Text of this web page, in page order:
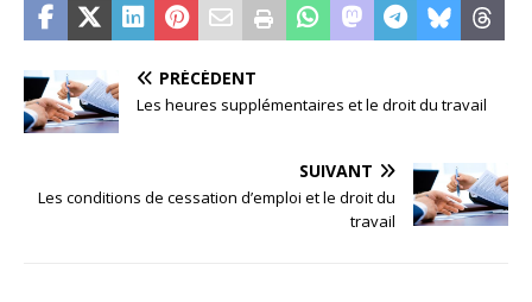
PRÉCÉDENT
Les heures supplémentaires et le droit du travail
SUIVANT
Les conditions de cessation d’emploi et le droit du
travail